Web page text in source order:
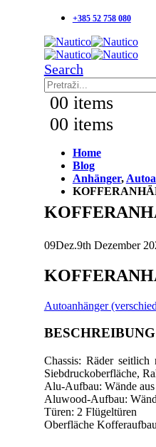
+385 52 758 080
Search
00 items
00 items
Home
Blog
Anhänger,
09Dez.9th Dezember
Autoanhänger
BESCHREIBUNG
Chassis: Räder
Siebdruckoberfläche,
Alu-Aufbau: Wände
Aluwood-Aufbau:
Türen: 2 Flügeltüren
Oberfläche